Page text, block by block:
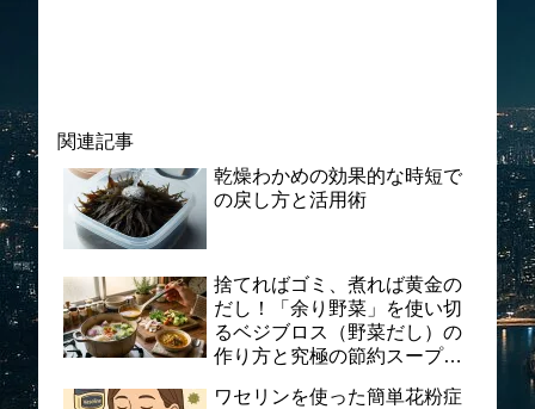
関連記事
乾燥わかめの効果的な時短で
の戻し方と活用術
捨てればゴミ、煮れば黄金の
だし！「余り野菜」を使い切
るベジブロス（野菜だし）の
作り方と究極の節約スープレ
ワセリンを使った簡単花粉症